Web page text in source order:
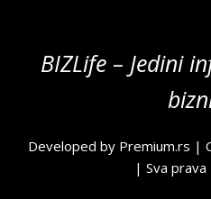
BIZLife – Jedini
Developed by Premium.rs |
| Sva prava